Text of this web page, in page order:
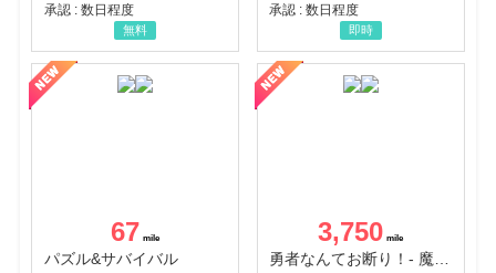
承認 : 数日程度
無料
承認 : 数日程度
即時
67
パズル&サバイバル
3,750